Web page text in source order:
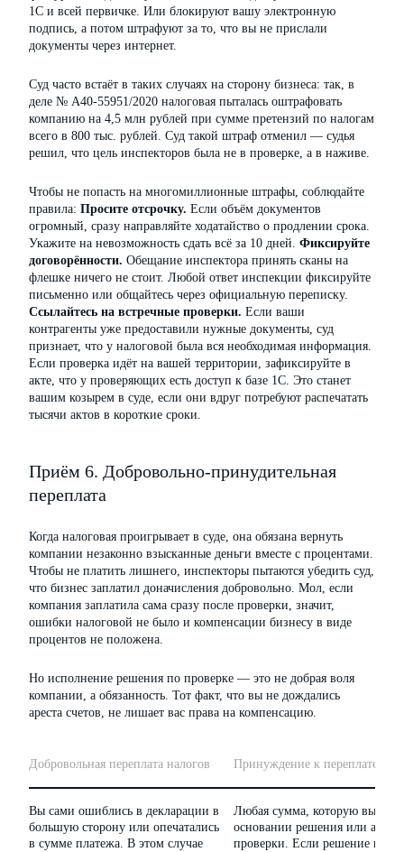
1С и всей первичке. Или блокируют вашу электронную
подпись, а потом штрафуют за то, что вы не прислали
документы через интернет.
Суд часто встаёт в таких случаях на сторону бизнеса: так, в
деле № А40-55951/2020 налоговая пыталась оштрафовать
компанию на 4,5 млн рублей при сумме претензий по налогам
всего в 800 тыс. рублей. Суд такой штраф отменил — судья
решил, что цель инспекторов была не в проверке, а в наживе.
Чтобы не попасть на многомиллионные штрафы, соблюдайте
правила: Просите отсрочку. Если объём документов
огромный, сразу направляйте ходатайство о продлении срока.
Укажите на невозможность сдать всё за 10 дней. Фиксируйте
договорённости. Обещание инспектора принять сканы на
флешке ничего не стоит. Любой ответ инспекции фиксируйте
письменно или общайтесь через официальную переписку.
Ссылайтесь на встречные проверки. Если ваши
контрагенты уже предоставили нужные документы, суд
признает, что у налоговой была вся необходимая информация.
Если проверка идёт на вашей территории, зафиксируйте в
акте, что у проверяющих есть доступ к базе 1С. Это станет
вашим козырем в суде, если они вдруг потребуют распечатать
тысячи актов в короткие сроки.
Приём 6. Добровольно-принудительная
переплата
Когда налоговая проигрывает в суде, она обязана вернуть
компании незаконно взысканные деньги вместе с процентами.
Чтобы не платить лишнего, инспекторы пытаются убедить суд,
что бизнес заплатил доначисления добровольно. Мол, если
компания заплатила сама сразу после проверки, значит,
ошибки налоговой не было и компенсации бизнесу в виде
процентов не положена.
Но исполнение решения по проверке — это не добрая воля
компании, а обязанность. Тот факт, что вы не дождались
ареста счетов, не лишает вас права на компенсацию.
Добровольная переплата налогов Принуждение к переплате
Вы сами ошиблись в декларации в
большую сторону или опечатались
в сумме платежа. В этом случае
Любая сумма, которую вы
основании решения или акта
проверки. Если решение